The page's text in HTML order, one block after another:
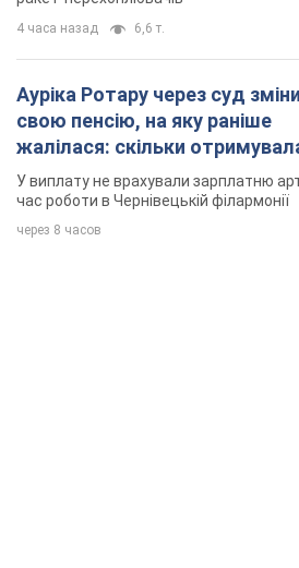
4 часа назад 6,6 т.
Ауріка Ротару через суд
свою пенсію, на яку раніше
жалілася: скільки
співачка
У виплату не врахували зарплатню
час роботи в Чернівецькій філармонії
через 8 часов